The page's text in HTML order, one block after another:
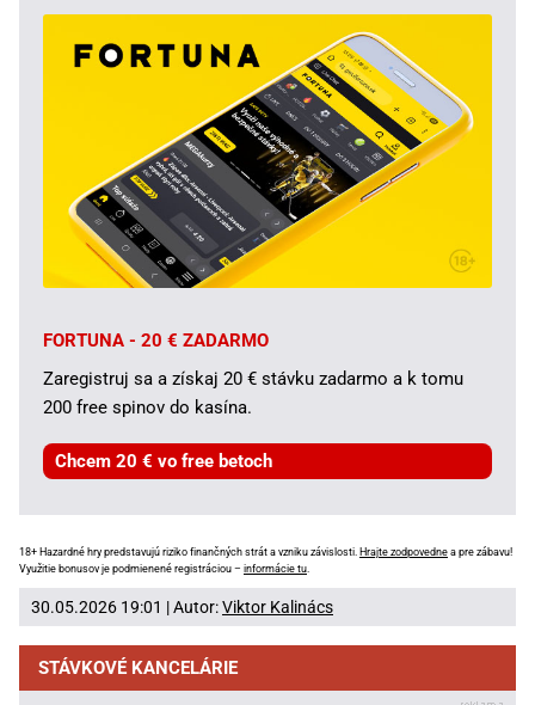
FORTUNA - 20 € ZADARMO
Zaregistruj sa a získaj 20 € stávku zadarmo a k tomu
200 free spinov do kasína.
Chcem 20 € vo free betoch
18+ Hazardné hry predstavujú riziko finančných strát a vzniku závislosti. Hrajte zodpovedne a pre zábavu!
Využitie bonusov je podmienené registráciou – informácie tu.
30.05.2026 19:01 | Autor:Viktor Kalinács
STÁVKOVÉ KANCELÁRIE